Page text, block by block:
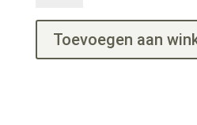
Toevoegen aan